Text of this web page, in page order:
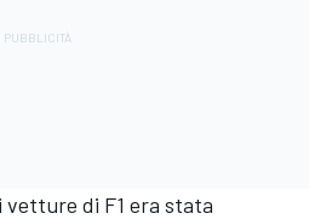
di F1 era stata